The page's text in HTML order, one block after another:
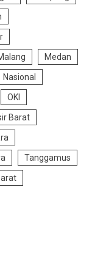
Medan
Nasional
OKI
Barat
Tanggamus